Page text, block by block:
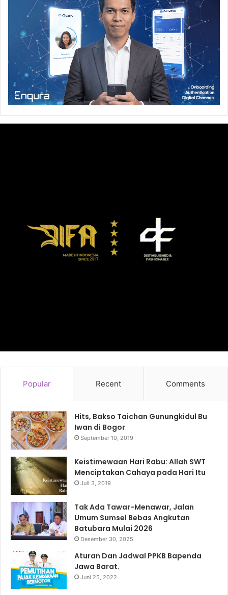
Popular Recent Comments
Hits, Bakso Taichan Gunungkidul Bu
Iwan di Bogor
September 10, 2019
Keistimewaan Hari Rabu: Allah SWT
Menciptakan Cahaya pada Hari Itu
Juli 3, 2019
Tak Ada Tawar-Menawar, Jalan
Umum Sumsel Bebas Angkutan
Batubara Mulai 2026
Desember 30, 2025
Aturan Dan Jadwal PPKB Bapenda
Jawa Barat.
Juni 25, 2022